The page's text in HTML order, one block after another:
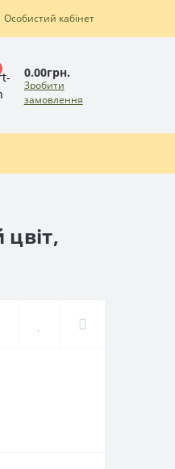
Особистий кабінет
0.00грн.
Зробити
замовлення